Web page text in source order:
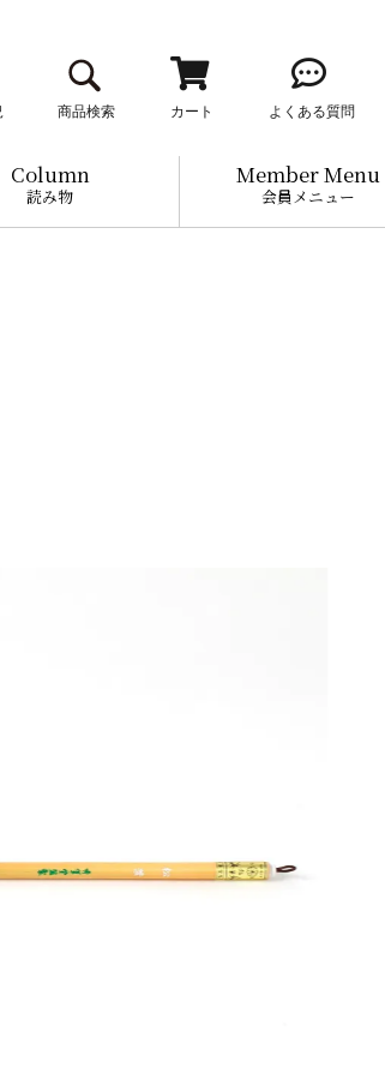
商品検索 カート よくある質問
Column
読み物
Member Menu
会員メニュー